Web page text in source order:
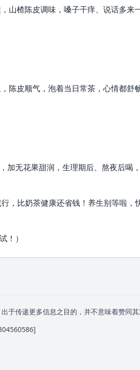
山楂陈皮调味，嗓子干痒、说话多来
陈皮顺气，泡着当日常茶，心情都舒
加无花果甜润，生理期后、熬夜后喝，
，比奶茶健康还省钱！养生别等啦，
！）
传递更多信息之目的，并不意味着赞同
]